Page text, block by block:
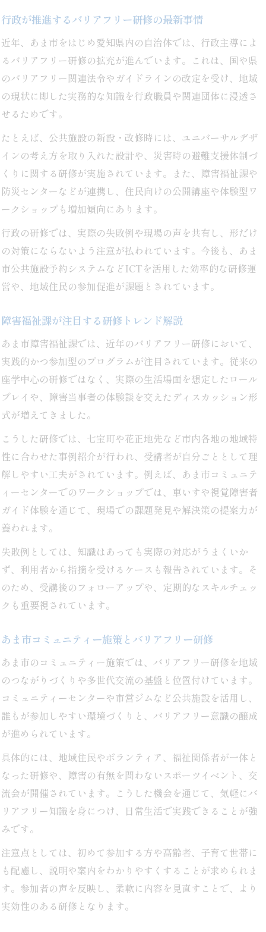
行政が推進するバリアフリー研修の最新事情
近年、あま市をはじめ愛知県内の自治体では、行政主導によ
るバリアフリー研修の拡充が進んでいます。これは、国や県
のバリアフリー関連法令やガイドラインの改定を受け、地域
の現状に即した実務的な知識を行政職員や関連団体に浸透さ
せるためです。
たとえば、公共施設の新設・改修時には、ユニバーサルデザ
インの考え方を取り入れた設計や、災害時の避難支援体制づ
くりに関する研修が実施されています。また、障害福祉課や
防災センターなどが連携し、住民向けの公開講座や体験型ワ
ークショップも増加傾向にあります。
行政の研修では、実際の失敗例や現場の声を共有し、形だけ
の対策にならないよう注意が払われています。今後も、あま
市公共施設予約システムなどICTを活用した効率的な研修運
営や、地域住民の参加促進が課題とされています。
障害福祉課が注目する研修トレンド解説
あま市障害福祉課では、近年のバリアフリー研修において、
実践的かつ参加型のプログラムが注目されています。従来の
座学中心の研修ではなく、実際の生活場面を想定したロール
プレイや、障害当事者の体験談を交えたディスカッション形
式が増えてきました。
こうした研修では、七宝町や花正地先など市内各地の地域特
性に合わせた事例紹介が行われ、受講者が自分ごととして理
解しやすい工夫がされています。例えば、あま市コミュニテ
ィーセンターでのワークショップでは、車いすや視覚障害者
ガイド体験を通じて、現場での課題発見や解決策の提案力が
養われます。
失敗例としては、知識はあっても実際の対応がうまくいか
ず、利用者から指摘を受けるケースも報告されています。そ
のため、受講後のフォローアップや、定期的なスキルチェッ
クも重要視されています。
あま市コミュニティー施策とバリアフリー研修
あま市のコミュニティー施策では、バリアフリー研修を地域
のつながりづくりや多世代交流の基盤と位置付けています。
コミュニティーセンターや市営ジムなど公共施設を活用し、
誰もが参加しやすい環境づくりと、バリアフリー意識の醸成
が進められています。
具体的には、地域住民やボランティア、福祉関係者が一体と
なった研修や、障害の有無を問わないスポーツイベント、交
流会が開催されています。こうした機会を通じて、気軽にバ
リアフリー知識を身につけ、日常生活で実践できることが強
みです。
注意点としては、初めて参加する方や高齢者、子育て世帯に
も配慮し、説明や案内をわかりやすくすることが求められま
す。参加者の声を反映し、柔軟に内容を見直すことで、より
実効性のある研修となります。